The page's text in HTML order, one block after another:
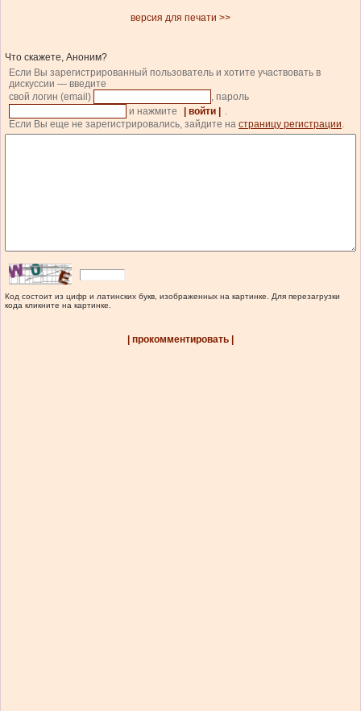
версия для печати >>
Что скажете, Аноним?
Если Вы зарегистрированный пользователь и хотите участвовать в
дискуссии — введите
свой логин (email)
, пароль
и нажмите
| войти |
.
Если Вы еще не зарегистрировались, зайдите на страницу регистрации.
Код состоит из цифр и латинских букв, изображенных на картинке. Для перезагрузки
кода кликните на картинке.
| прокомментировать |